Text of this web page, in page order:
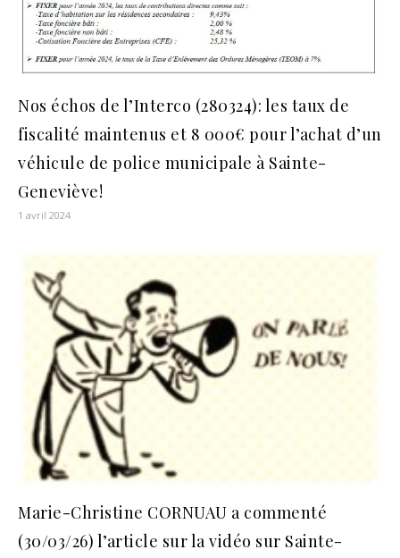
Nos échos de l’Interco (280324): les taux de
fiscalité maintenus et 8 000€ pour l’achat d’un
véhicule de police municipale à Sainte-
Geneviève!
1 avril 2024
Marie-Christine CORNUAU a commenté
(30/03/26) l’article sur la vidéo sur Sainte-